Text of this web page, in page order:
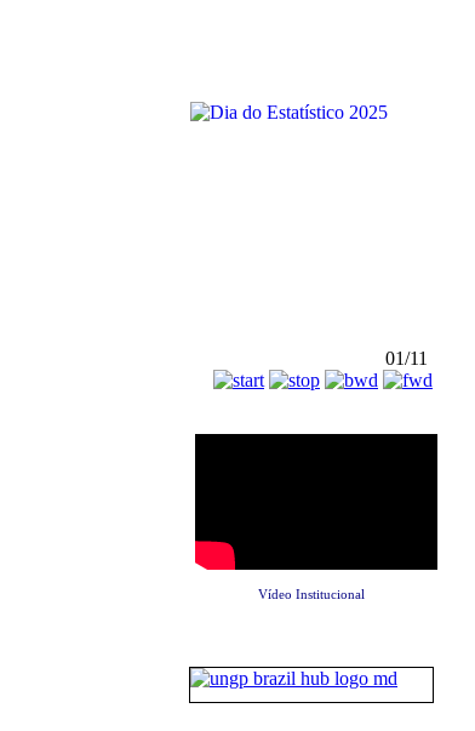
01/11
Vídeo Institucional